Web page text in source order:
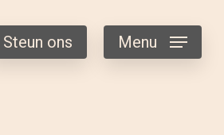
Steun ons Menu